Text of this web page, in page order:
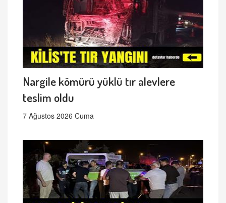
Nargile kömürü yüklü tır alevlere
teslim oldu
7 Ağustos 2026 Cuma